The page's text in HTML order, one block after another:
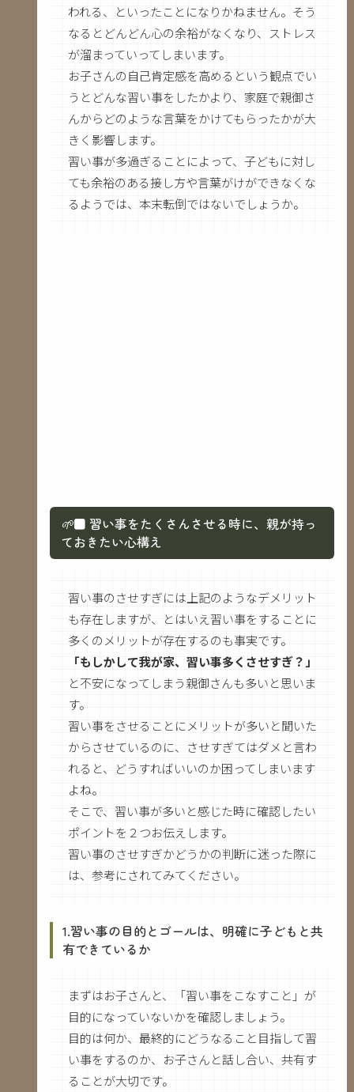
われる、といったことになりかねません。そう
なるとどんどん心の余裕がなくなり、ストレス
が溜まっていってしまいます。
お子さんの自己肯定感を高めるという観点でい
うとどんな習い事をしたかより、家庭で親御さ
んからどのような言葉をかけてもらったかが大
きく影響します。
習い事が多過ぎることによって、子どもに対し
ても余裕のある接し方や言葉がけができなくな
るようでは、本末転倒ではないでしょうか。
🌱■ 習い事をたくさんさせる時に、親が持っ
ておきたい心構え
習い事のさせすぎには上記のようなデメリット
も存在しますが、とはいえ習い事をすることに
多くのメリットが存在するのも事実です。
「もしかして我が家、習い事多くさせすぎ？」
と不安になってしまう親御さんも多いと思いま
す。
習い事をさせることにメリットが多いと聞いた
からさせているのに、させすぎてはダメと言わ
れると、どうすればいいのか困ってしまいます
よね。
そこで、習い事が多いと感じた時に確認したい
ポイントを２つお伝えします。
習い事のさせすぎかどうかの判断に迷った際に
は、参考にされてみてください。
1.習い事の目的とゴールは、明確に子どもと共
有できているか
まずはお子さんと、「習い事をこなすこと」が
目的になっていないかを確認しましょう。
目的は何か、最終的にどうなること目指して習
い事をするのか、お子さんと話し合い、共有す
ることが大切です。